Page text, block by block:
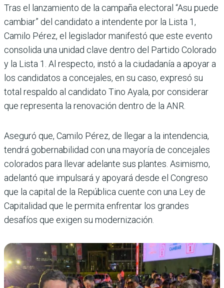
Tras el lanzamiento de la campaña electoral “Asu puede
cambiar” del candidato a intendente por la Lista 1,
Camilo Pérez, el legislador manifestó que este evento
consolida una unidad clave dentro del Partido Colorado
y la Lista 1. Al respecto, instó a la ciudadanía a apoyar a
los candidatos a concejales, en su caso, expresó su
total respaldo al candidato Tino Ayala, por considerar
que representa la renovación dentro de la ANR.
Aseguró que, Camilo Pérez, de llegar a la intendencia,
tendrá gobernabilidad con una mayoría de concejales
colorados para llevar adelante sus plantes. Asimismo,
adelantó que impulsará y apoyará desde el Congreso
que la capital de la República cuente con una Ley de
Capitalidad que le permita enfrentar los grandes
desafíos que exigen su modernización.